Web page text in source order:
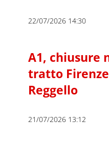
22/07/2026 14:30
A1, chiusure
tratto
Reggello
21/07/2026 13:12